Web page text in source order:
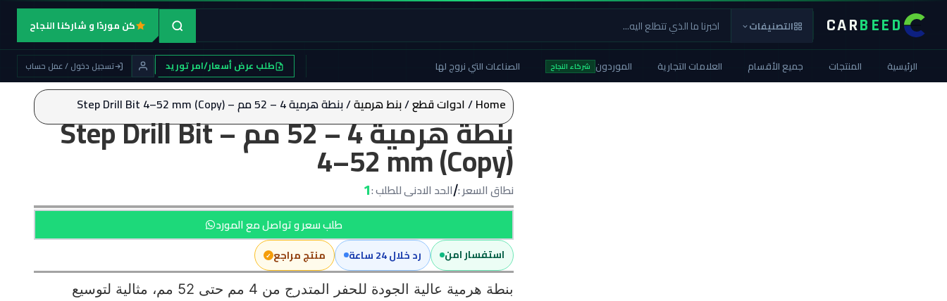
CARBEED التصنيفات كن موردًا و شاركنا النجاح
الرئيسية المنتجات جميع الأقسام العلامات التجارية الموردون شركاء النجاح الصناعات التي نروج لها طلب عرض أسعار/امر توريد تسجيل دخول / عمل حساب
Home
/ادوات قطع/بنط هرمية/ بنطة هرمية 4 – 52 مم – Step Drill Bit 4–52 mm (Copy)
بنطة هرمية 4 – 52 مم – Step Drill Bit
4–52 mm (Copy)
نطاق السعر :/الحد الادنى للطلب :1
طلب سعر و تواصل مع المورد
استفسار امن رد خلال 24 ساعة منتج مراجع
بنطة هرمية عالية الجودة للحفر المتدرج من 4 مم حتى 52 مم، مثالية لتوسيع